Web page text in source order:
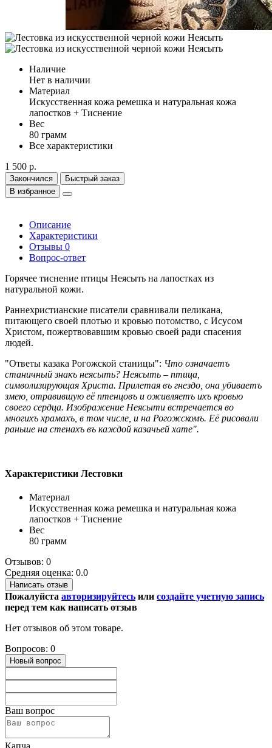
Наличие
Нет в наличии
Материал
Искусственная кожа ремешка и натуральная кожа
лапостков + Тиснение
Вес
80 грамм
Все характеристики
1 500 р.
Закончился
Быстрый заказ
В избранное
Описание
Характеристики
Отзывы 0
Вопрос-ответ
Горячее тиснение птицы Неясыть на лапостках из
натуральной кожи.
Раннехристианские писатели сравнивали пеликана,
питающего своей плотью и кровью потомство, с Исусом
Христом, пожертвовавшим кровью своей ради спасения
людей.
"Ответы казака Рогожской станицы": Что означаетъ
станичный знакъ неясыть? Неясыть – птица,
символизирующая Христа. Прилетая въ гнездо, она убиваетъ
змею, отравившую её птенцовъ и оживляетъ ихъ кровью
своего сердца. Изображение Неясыти встречается во
многихъ храмахъ, в том числе, и на Рогожскомъ. Её рисовали
раньше на стенахъ въ каждой казачьей хате".
Характеристики Лестовки
Материал
Искусственная кожа ремешка и натуральная кожа
лапостков + Тиснение
Вес
80 грамм
Отзывов: 0
Средняя оценка: 0.0
Написать отзыв
Пожалуйста авторизируйтесь или создайте учетную запись
перед тем как написать отзыв
Нет отзывов об этом товаре.
Вопросов: 0
Новый вопрос
Ваш вопрос